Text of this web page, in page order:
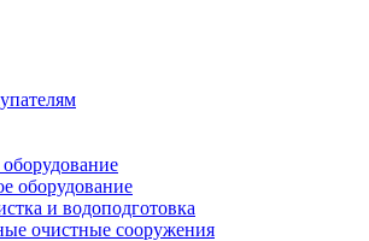
оборудование
оборудование
и водоподготовка
очистные сооружения